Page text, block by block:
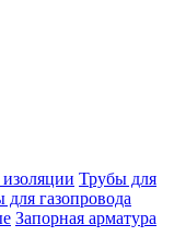
Трубы для
для газопровода
Запорная арматура